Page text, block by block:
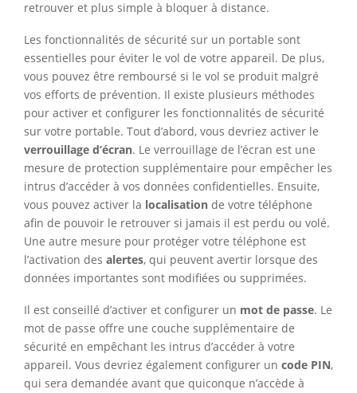
retrouver et plus simple à bloquer à distance.
Les fonctionnalités de sécurité sur un portable sont
essentielles pour éviter le vol de votre appareil. De plus,
vous pouvez être remboursé si le vol se produit malgré
vos efforts de prévention. Il existe plusieurs méthodes
pour activer et configurer les fonctionnalités de sécurité
sur votre portable. Tout d’abord, vous devriez activer le
verrouillage d’écran. Le verrouillage de l’écran est une
mesure de protection supplémentaire pour empêcher les
intrus d’accéder à vos données confidentielles. Ensuite,
vous pouvez activer la localisation de votre téléphone
afin de pouvoir le retrouver si jamais il est perdu ou volé.
Une autre mesure pour protéger votre téléphone est
l’activation des alertes, qui peuvent avertir lorsque des
données importantes sont modifiées ou supprimées.
Il est conseillé d’activer et configurer un mot de passe. Le
mot de passe offre une couche supplémentaire de
sécurité en empêchant les intrus d’accéder à votre
appareil. Vous devriez également configurer un code PIN,
qui sera demandée avant que quiconque n’accède à